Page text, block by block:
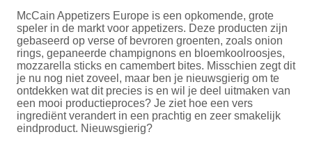
McCain Appetizers Europe is een opkomende, grote
speler in de markt voor appetizers. Deze producten zijn
gebaseerd op verse of bevroren groenten, zoals onion
rings, gepaneerde champignons en bloemkoolroosjes,
mozzarella sticks en camembert bites. Misschien zegt dit
je nu nog niet zoveel, maar ben je nieuwsgierig om te
ontdekken wat dit precies is en wil je deel uitmaken van
een mooi productieproces? Je ziet hoe een vers
ingrediënt verandert in een prachtig en zeer smakelijk
eindproduct. Nieuwsgierig?